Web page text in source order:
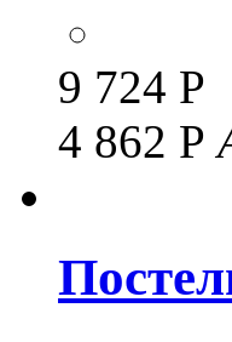
9 724 Р
4 862 Р